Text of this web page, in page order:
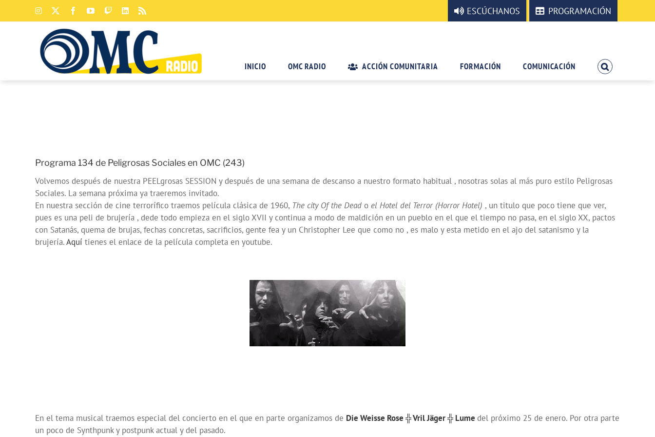
Instagram FacebookYouTube
TwitchLinkedIn ESCÚCHANOS PROGRAMACIÓN
INICIO OMC RADIO ACCIÓN COMUNITARIA FORMACIÓN COMUNICACIÓN
Programa 134 de Peligrosas Sociales en OMC (243)
Volvemos después de nuestra PEELgrosas SESSION y después de una semana de descanso a nuestro formato habitual , nosotras solas al más puro estilo Peligrosas
Sociales. La semana próxima ya traeremos invitado.
En nuestra sección de cine terrorífico traemos película clásica de 1960, The city Of the Dead o el Hotel del Terror (Horror Hotel) , un titulo que poco tiene que ver,
pues es una peli de brujería , dede todo empieza en el siglo XVII y continua a modo de maldición en un pueblo en el que el tiempo no pasa, en el siglo XX, pactos
con Satanás, quema de brujas, fechas concretas, sacrificios, gente fea y un Christopher Lee que como no , es malo y esta metido en el ajo del satanismo y la
brujería.Aquí tienes el enlace de la película completa en youtube.
En el tema musical traemos especial del concierto en el que en parte organizamos de Die Weisse Rose ╬ Vril Jäger ╬ Lume del próximo 25 de enero. Por otra parte
un poco de Synthpunk y postpunk actual y del pasado.